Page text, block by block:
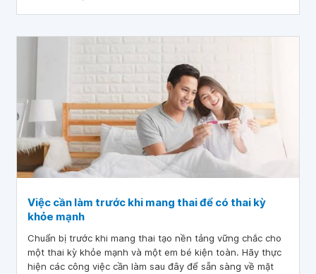
Việc cần làm trước khi mang thai để có thai kỳ
khỏe mạnh
Chuẩn bị trước khi mang thai tạo nền tảng vững chắc cho
một thai kỳ khỏe mạnh và một em bé kiện toàn. Hãy thực
hiện các công việc cần làm sau đây để sẵn sàng về mặt